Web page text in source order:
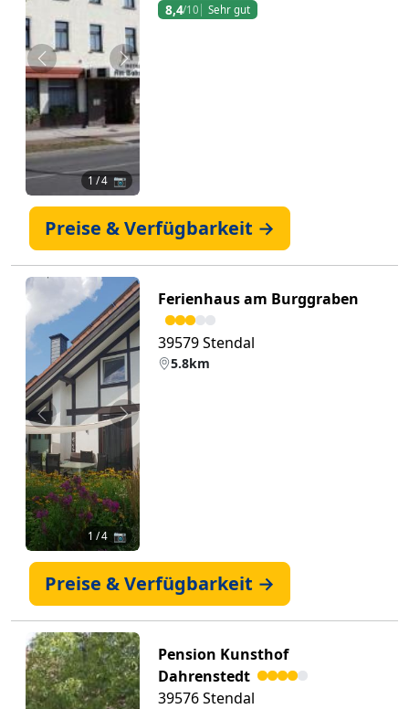
Zurück Weiter
1 / 4 📷
8,4/10 Sehr gut
Preise & Verfügbarkeit →
Zurück Weiter
1 / 4 📷
Ferienhaus am Burggraben
39579 Stendal
5.8km
Preise & Verfügbarkeit →
Pension Kunsthof
Dahrenstedt
39576 Stendal